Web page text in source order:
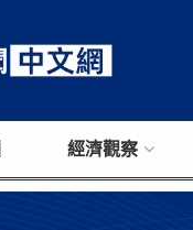
經濟觀察